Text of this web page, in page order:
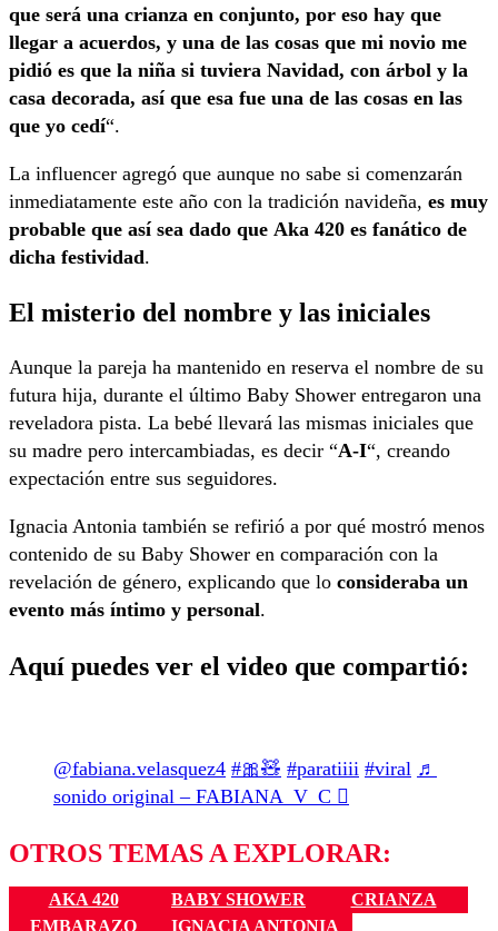
que será una crianza en conjunto, por eso hay que
llegar a acuerdos, y una de las cosas que mi novio me
pidió es que la niña si tuviera Navidad, con árbol y la
casa decorada, así que esa fue una de las cosas en las
que yo cedí“.
La influencer agregó que aunque no sabe si comenzarán
inmediatamente este año con la tradición navideña, es muy
probable que así sea dado que Aka 420 es fanático de
dicha festividad.
El misterio del nombre y las iniciales
Aunque la pareja ha mantenido en reserva el nombre de su
futura hija, durante el último Baby Shower entregaron una
reveladora pista. La bebé llevará las mismas iniciales que
su madre pero intercambiadas, es decir “A-I“, creando
expectación entre sus seguidores.
Ignacia Antonia también se refirió a por qué mostró menos
contenido de su Baby Shower en comparación con la
revelación de género, explicando que lo consideraba un
evento más íntimo y personal.
Aquí puedes ver el video que compartió:
@fabiana.velasquez4 #🎀🧸 #paratiiii #viral ♬
sonido original – FABIANA_V_C 
OTROS TEMAS A EXPLORAR:
AKA 420 BABY SHOWER
CRIANZA
EMBARAZO
IGNACIA ANTONIA